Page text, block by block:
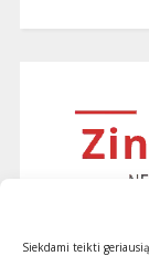
Siekdami teikti